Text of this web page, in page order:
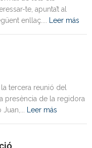
te, apunta’t al
enllaç....
Leer más
tercera reunió del
presència de la regidora
Leer más